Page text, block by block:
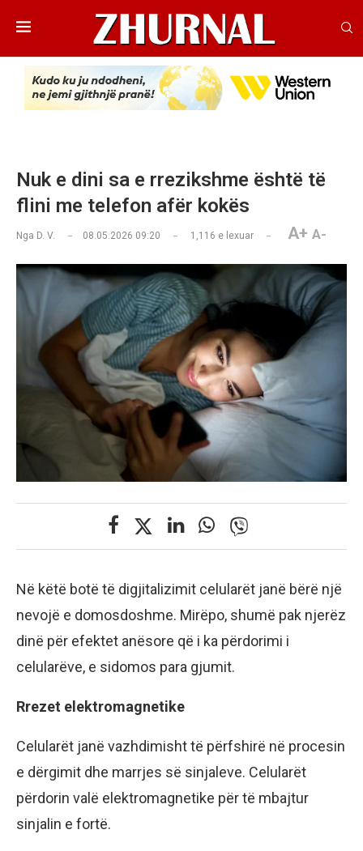
Nuk e dini sa e rrezikshme është të
flini me telefon afër kokës
Nga D. V. 08.05.2026 09:20 1,116 e lexuar A+ A-
Në këtë botë të digjitalizimit celularët janë bërë një
nevojë e domosdoshme. Mirëpo, shumë pak njerëz
dinë për efektet anësore që i ka përdorimi i
celularëve, e sidomos para gjumit.
Rrezet elektromagnetike
Celularët janë vazhdimisht të përfshirë në procesin
e dërgimit dhe marrjes së sinjaleve. Celularët
përdorin valë elektromagnetike për të mbajtur
sinjalin e fortë.